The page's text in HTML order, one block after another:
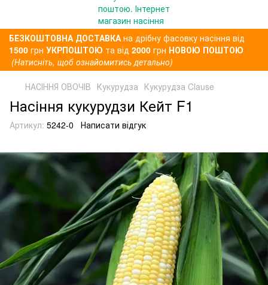
БЕЗКОШТОВНА ДОСТАВКАна дрібну фасовку насіння від
1500 грн УКРПОШТОЮ та від 2000 грн НОВОЮ ПОШТОЮ
(Натисніть, щоб ознайомитись детально)
НАСІННЯ ОВОЧІВ Кукурудза Кукурудза Clause
Насіння кукурудзи Кейт F1
Артикул: 5242-0 Написати відгук